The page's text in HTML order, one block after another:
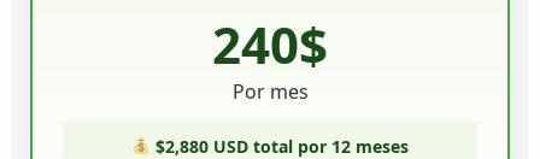
240$
Por mes
$2,880 USD total por 12 meses